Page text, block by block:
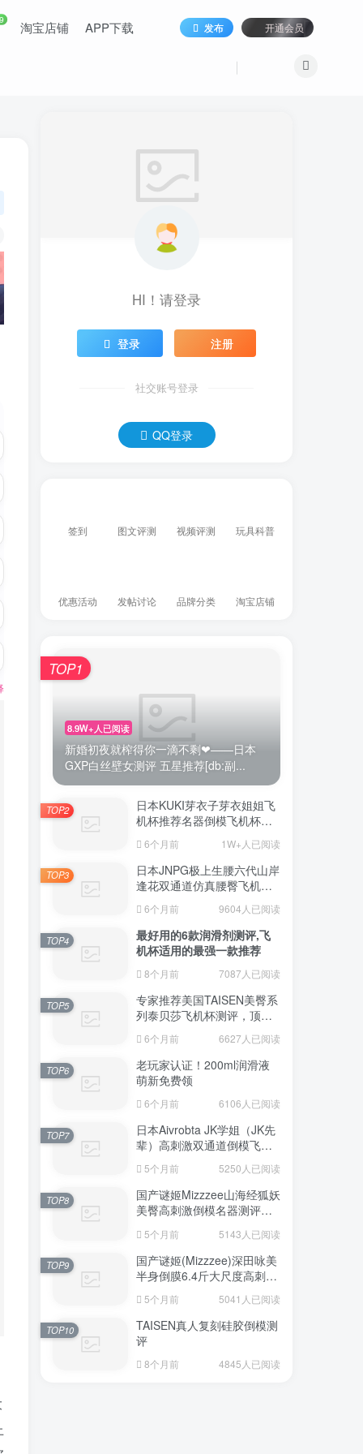
淘宝店铺 APP下载 发布 开通会员
HI！请登录
登录 注册
社交账号登录
QQ登录
签到 图文评测 视频评测 玩具科普
优惠活动 发帖讨论 品牌分类 淘宝店铺
8.9W+人已阅读
新婚初夜就榨得你一滴不剩❤——日本
GXP白丝壁女测评 五星推荐[db:副...
TOP1
日本KUKI芽衣子芽衣姐姐飞
机杯推荐名器倒模飞机杯测
6个月前 1W+人已阅读
TOP2
日本JNPG极上生腰六代山岸
逢花双通道仿真腰臀飞机杯
致真实感的资深玩家
6个月前 9604人已阅读
TOP3
最好用的6款润滑剂测评,飞
机杯适用的最强一款推荐
8个月前 7087人已阅读
TOP4
专家推荐美国TAISEN美臀系
列泰贝莎飞机杯测评，顶级
品质带来极致享受!
6个月前 6627人已阅读
TOP5
老玩家认证！200ml润滑液
萌新免费领
6个月前 6106人已阅读
TOP6
日本Aivrobta JK学姐（JK先
辈）高刺激双通道倒模飞机
杯深度测评报告
5个月前 5250人已阅读
TOP7
国产谜姬Mizzzee山海经狐妖
美臀高刺激倒模名器测评报
5个月前 5143人已阅读
TOP8
国产谜姬(Mizzzee)深田咏美
半身倒膜6.4斤大尺度高刺激
5个月前 5041人已阅读
TOP9
TAISEN真人复刻硅胶倒模测
评
8个月前 4845人已阅读
TOP10